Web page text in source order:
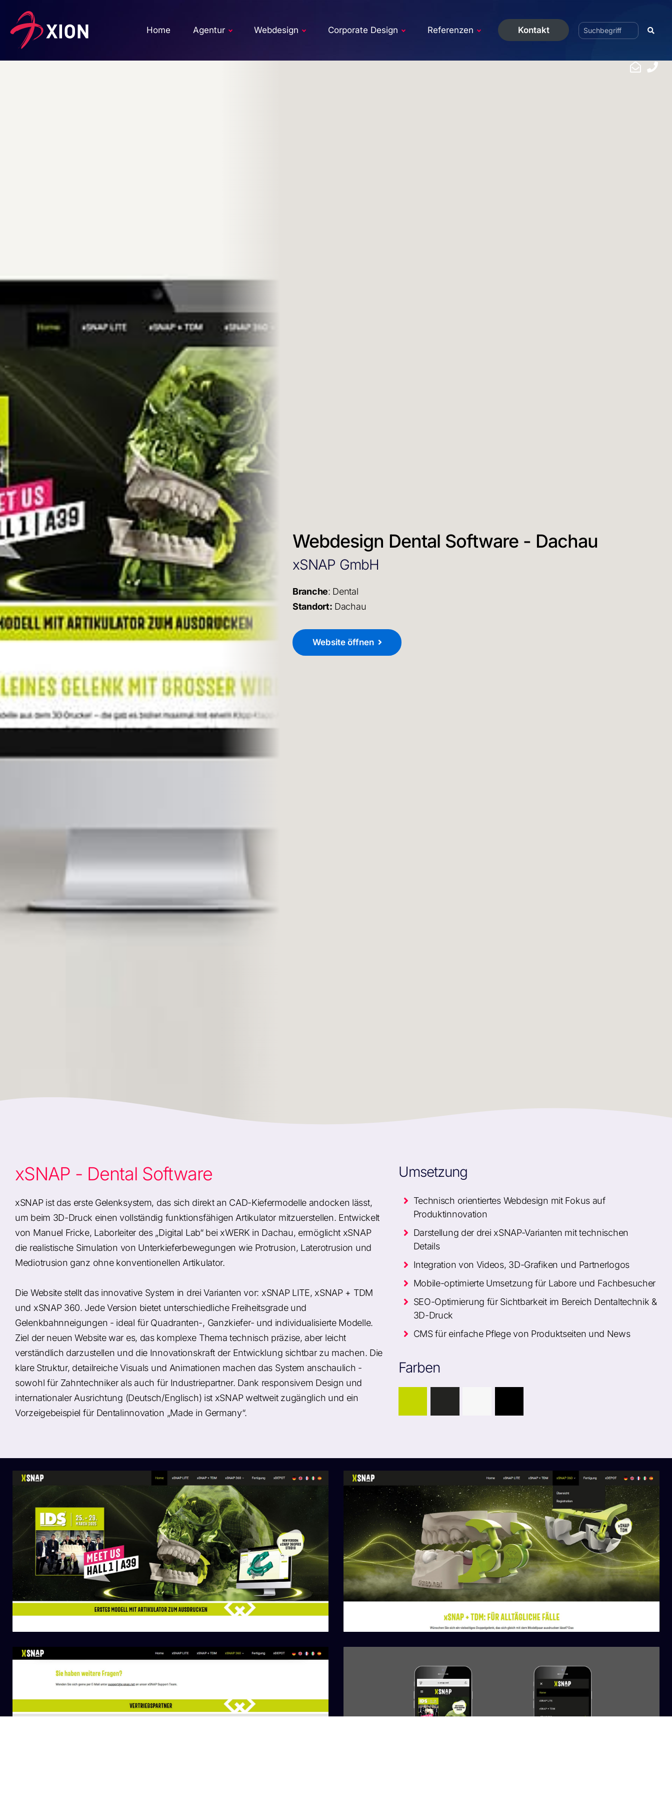
Home Agentur Webdesign Corporate Design Referenzen Kontakt
Webdesign Dental Software - Dachau
xSNAP GmbH
Branche: Dental
Standort: Dachau
Website öffnen
xSNAP - Dental Software
xSNAP ist das erste Gelenksystem, das sich direkt an CAD-Kiefermodelle andocken lässt,
um beim 3D-Druck einen vollständig funktionsfähigen Artikulator mitzuerstellen. Entwickelt
von Manuel Fricke, Laborleiter des „Digital Lab“ bei xWERK in Dachau, ermöglicht xSNAP
die realistische Simulation von Unterkieferbewegungen wie Protrusion, Laterotrusion und
Mediotrusion ganz ohne konventionellen Artikulator.
Die Website stellt das innovative System in drei Varianten vor: xSNAP LITE, xSNAP + TDM
und xSNAP 360. Jede Version bietet unterschiedliche Freiheitsgrade und
Gelenkbahnneigungen - ideal für Quadranten-, Ganzkiefer- und individualisierte Modelle.
Ziel der neuen Website war es, das komplexe Thema technisch präzise, aber leicht
verständlich darzustellen und die Innovationskraft der Entwicklung sichtbar zu machen. Die
klare Struktur, detailreiche Visuals und Animationen machen das System anschaulich -
sowohl für Zahntechniker als auch für Industriepartner. Dank responsivem Design und
internationaler Ausrichtung (Deutsch/Englisch) ist xSNAP weltweit zugänglich und ein
Vorzeigebeispiel für Dentalinnovation „Made in Germany“.
Umsetzung
Technisch orientiertes Webdesign mit Fokus auf
Produktinnovation
Darstellung der drei xSNAP-Varianten mit technischen
Details
Integration von Videos, 3D-Grafiken und Partnerlogos
Mobile-optimierte Umsetzung für Labore und Fachbesucher
SEO-Optimierung für Sichtbarkeit im Bereich Dentaltechnik &
3D-Druck
CMS für einfache Pflege von Produktseiten und News
Farben